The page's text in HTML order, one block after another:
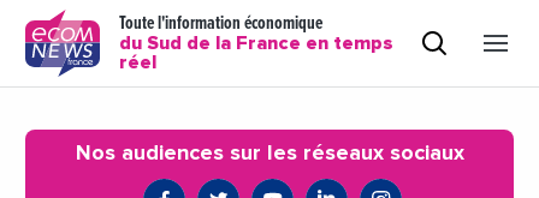
Toute l'information économique
du Sud de la France en temps
réel
Nos audiences sur les réseaux sociaux